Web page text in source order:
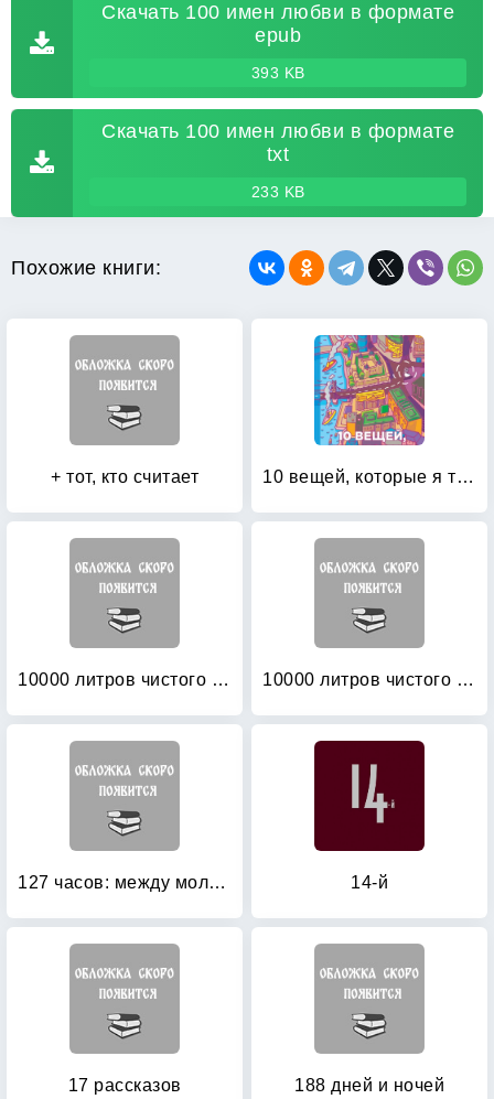
Скачать 100 имен любви в формате
epub
393 KB
Скачать 100 имен любви в формате
txt
233 KB
Похожие книги:
+ тот, кто считает 10 вещей, которые я теперь знаю о любви
10000 литров чистого ужаса (скромный вклад в субкультуру) 10000 литров чистого ужаса: Храм. Шторм (количество томов: 3)
127 часов: между молотом и наковальней 14-й
17 рассказов 188 дней и ночей